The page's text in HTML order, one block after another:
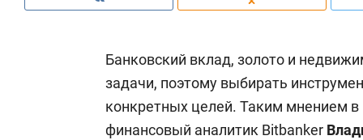
Банковский вклад, золото и
задачи, поэтому выбирать
конкретных целей. Таким мнением
финансовый аналитик Bitbanker